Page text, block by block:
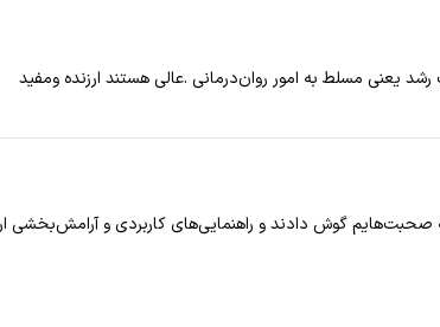
یعنی مسلط به امور روان‌درمانی .عالی هستند ارزنده ومفید
گوش دادند و راهنمایی‌های کاربردی و آرامش‌بخشی